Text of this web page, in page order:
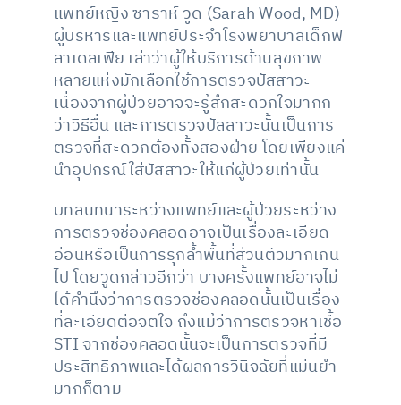
แพทย์หญิง ซาราห์ วูด (Sarah Wood, MD)
ผู้บริหารและแพทย์ประจำโรงพยาบาลเด็กฟิ
ลาเดลเฟีย เล่าว่าผู้ให้บริการด้านสุขภาพ
หลายแห่งมักเลือกใช้การตรวจปัสสาวะ
เนื่องจากผู้ป่วยอาจจะรู้สึกสะดวกใจมากก
ว่าวิธีอื่น และการตรวจปัสสาวะนั้นเป็นการ
ตรวจที่สะดวกต้องทั้งสองฝ่าย โดยเพียงแค่
นำอุปกรณ์ใส่ปัสสาวะให้แก่ผู้ป่วยเท่านั้น
บทสนทนาระหว่างแพทย์และผู้ป่วยระหว่าง
การตรวจช่องคลอดอาจเป็นเรื่องละเอียด
อ่อนหรือเป็นการรุกล้ำพื้นที่ส่วนตัวมากเกิน
ไป โดยวูดกล่าวอีกว่า บางครั้งแพทย์อาจไม่
ได้คำนึงว่าการตรวจช่องคลอดนั้นเป็นเรื่อง
ที่ละเอียดต่อจิตใจ ถึงแม้ว่าการตรวจหาเชื้อ
STI จากช่องคลอดนั้นจะเป็นการตรวจที่มี
ประสิทธิภาพและได้ผลการวินิจฉัยที่แม่นยำ
มากก็ตาม